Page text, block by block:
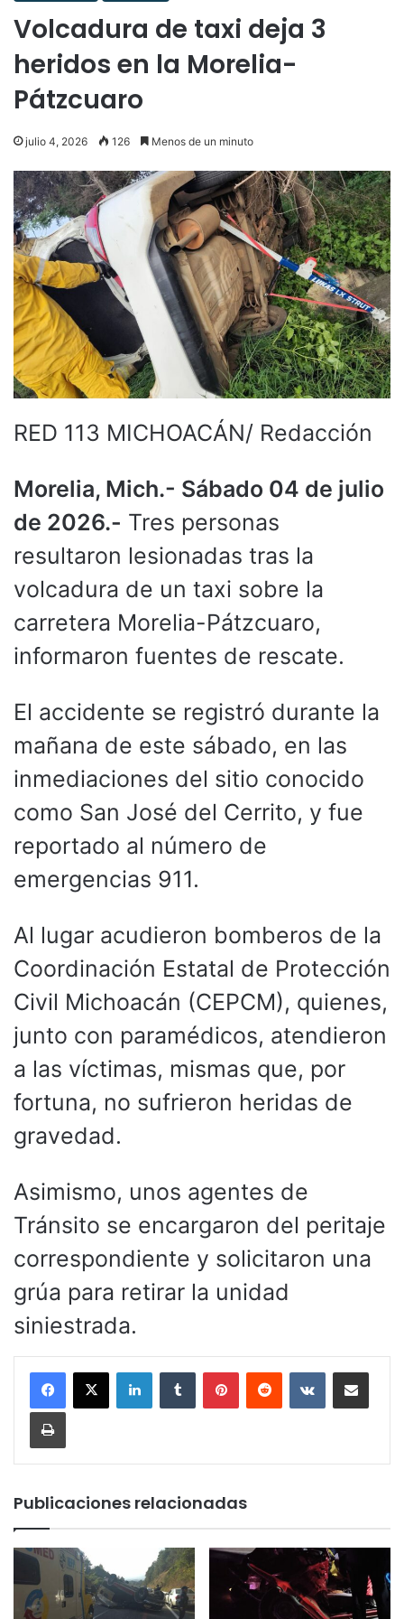
Volcadura de taxi deja 3
heridos en la Morelia-
Pátzcuaro
julio 4, 2026 126 Menos de un minuto
RED 113 MICHOACÁN/ Redacción
Morelia, Mich.- Sábado 04 de julio
de 2026.- Tres personas
resultaron lesionadas tras la
volcadura de un taxi sobre la
carretera Morelia-Pátzcuaro,
informaron fuentes de rescate.
El accidente se registró durante la
mañana de este sábado, en las
inmediaciones del sitio conocido
como San José del Cerrito, y fue
reportado al número de
emergencias 911.
Al lugar acudieron bomberos de la
Coordinación Estatal de Protección
Civil Michoacán (CEPCM), quienes,
junto con paramédicos, atendieron
a las víctimas, mismas que, por
fortuna, no sufrieron heridas de
gravedad.
Asimismo, unos agentes de
Tránsito se encargaron del peritaje
correspondiente y solicitaron una
grúa para retirar la unidad
siniestrada.
LinkedInTumblr PinterestReddit VKontakteCompartir por
Imprimir
Publicaciones relacionadas